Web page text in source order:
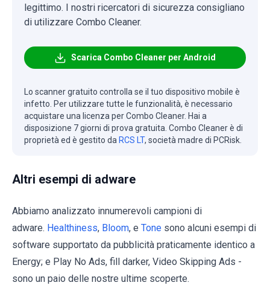
legittimo. I nostri ricercatori di sicurezza consigliano
di utilizzare Combo Cleaner.
Scarica Combo Cleaner per Android
Lo scanner gratuito controlla se il tuo dispositivo mobile è
infetto. Per utilizzare tutte le funzionalità, è necessario
acquistare una licenza per Combo Cleaner. Hai a
disposizione 7 giorni di prova gratuita. Combo Cleaner è di
proprietà ed è gestito da RCS LT, società madre di PCRisk.
Altri esempi di adware
Abbiamo analizzato innumerevoli campioni di
adware. Healthiness, Bloom, e Tone sono alcuni esempi di
software supportato da pubblicità praticamente identico a
Energy; e Play No Ads, fill darker, Video Skipping Ads -
sono un paio delle nostre ultime scoperte.